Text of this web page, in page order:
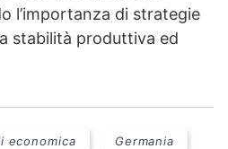
l’importanza di strategie
stabilità produttiva ed
economica Germania